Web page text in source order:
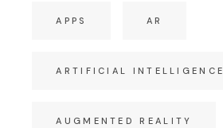
APPS AR
ARTIFICIAL INTELLIGENCE
AUGMENTED REALITY